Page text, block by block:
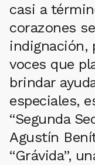
casi a
corazones
indignación,
voces que
brindar
especiales,
“Segunda
Agustín
“Grávida”,